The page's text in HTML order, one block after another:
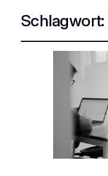
Schlagwort: